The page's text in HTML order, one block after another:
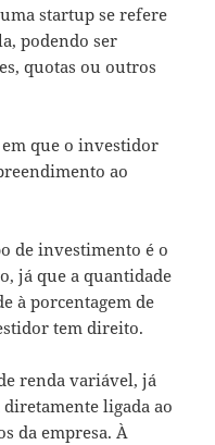
startup se refere
podendo ser
quotas ou outros
em que o investidor
ao
de investimento é o
já que a quantidade
à porcentagem de
tem direito.
renda variável, já
ligada ao
da empresa. À